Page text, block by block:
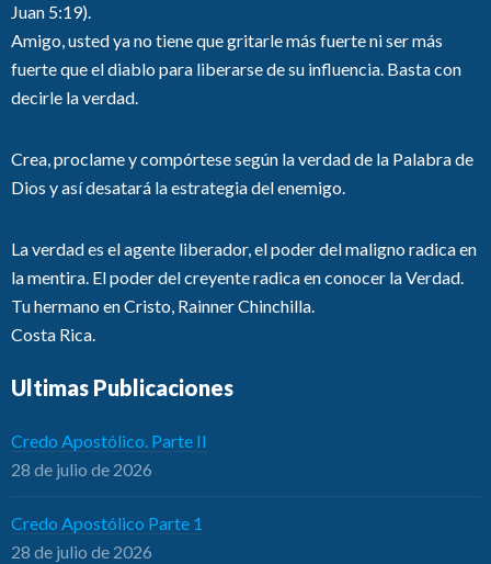
Juan 5:19).
Amigo, usted ya no tiene que gritarle más fuerte ni ser más
fuerte que el diablo para liberarse de su influencia. Basta con
decirle la verdad.
Crea, proclame y compórtese según la verdad de la Palabra de
Dios y así desatará la estrategia del enemigo.
La verdad es el agente liberador, el poder del maligno radica en
la mentira. El poder del creyente radica en conocer la Verdad.
Tu hermano en Cristo, Rainner Chinchilla.
Costa Rica.
Ultimas Publicaciones
Credo Apostólico. Parte II
28 de julio de 2026
Credo Apostólico Parte 1
28 de julio de 2026